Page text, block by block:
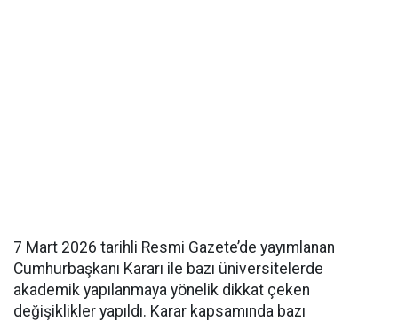
7 Mart 2026 tarihli Resmi Gazete’de yayımlanan
Cumhurbaşkanı Kararı ile bazı üniversitelerde
akademik yapılanmaya yönelik dikkat çeken
değişiklikler yapıldı. Karar kapsamında bazı